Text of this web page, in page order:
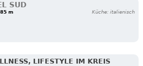
SUD
m Küche: italienisch
LIFESTYLE IM KREIS